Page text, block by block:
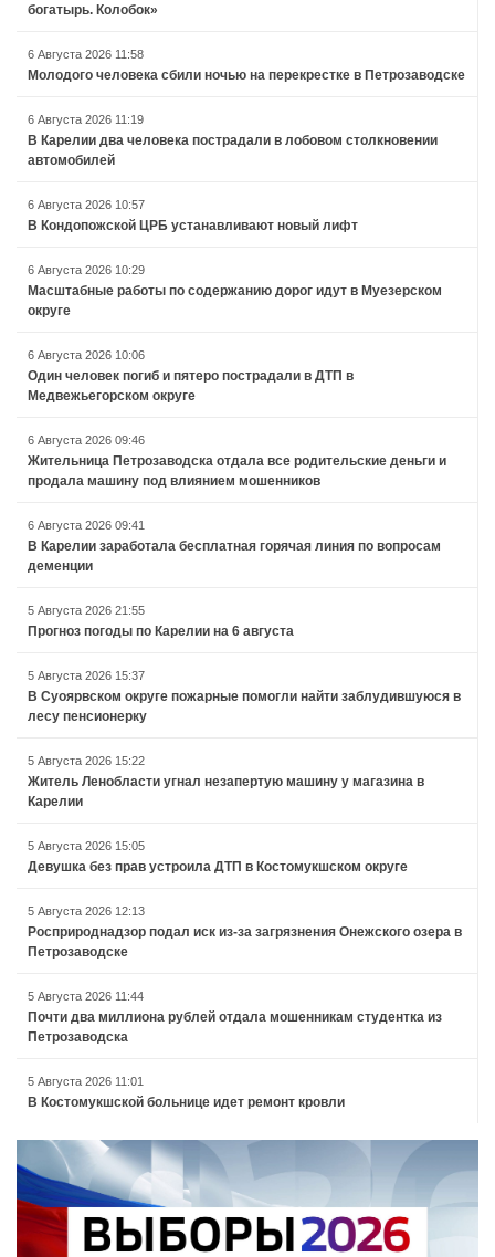
богатырь. Колобок»
6 Августа 2026 11:58
Молодого человека сбили ночью на перекрестке в Петрозаводске
6 Августа 2026 11:19
В Карелии два человека пострадали в лобовом столкновении
автомобилей
6 Августа 2026 10:57
В Кондопожской ЦРБ устанавливают новый лифт
6 Августа 2026 10:29
Масштабные работы по содержанию дорог идут в Муезерском
округе
6 Августа 2026 10:06
Один человек погиб и пятеро пострадали в ДТП в
Медвежьегорском округе
6 Августа 2026 09:46
Жительница Петрозаводска отдала все родительские деньги и
продала машину под влиянием мошенников
6 Августа 2026 09:41
В Карелии заработала бесплатная горячая линия по вопросам
деменции
5 Августа 2026 21:55
Прогноз погоды по Карелии на 6 августа
5 Августа 2026 15:37
В Суоярвском округе пожарные помогли найти заблудившуюся в
лесу пенсионерку
5 Августа 2026 15:22
Житель Ленобласти угнал незапертую машину у магазина в
Карелии
5 Августа 2026 15:05
Девушка без прав устроила ДТП в Костомукшском округе
5 Августа 2026 12:13
Росприроднадзор подал иск из-за загрязнения Онежского озера в
Петрозаводске
5 Августа 2026 11:44
Почти два миллиона рублей отдала мошенникам студентка из
Петрозаводска
5 Августа 2026 11:01
В Костомукшской больнице идет ремонт кровли